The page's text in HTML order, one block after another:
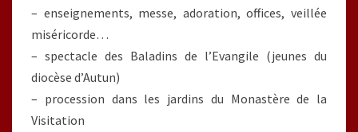
– enseignements, messe, adoration, offices, veillée
miséricorde…
– spectacle des Baladins de l’Evangile (jeunes du
diocèse d’Autun)
– procession dans les jardins du Monastère de la
Visitation